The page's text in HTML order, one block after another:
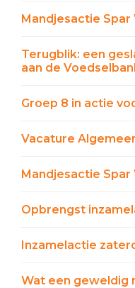
Mandjesactie Spar
Terugblik: een
aan de
Groep 8 in actie
Vacature
Mandjesactie Spar
Opbrengst
Inzamelactie
Wat een geweldig